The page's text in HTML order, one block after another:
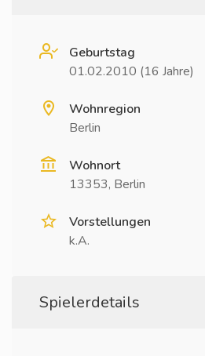
Geburtstag
01.02.2010 (16 Jahre)
Wohnregion
Berlin
Wohnort
13353, Berlin
Vorstellungen
k.A.
Spielerdetails